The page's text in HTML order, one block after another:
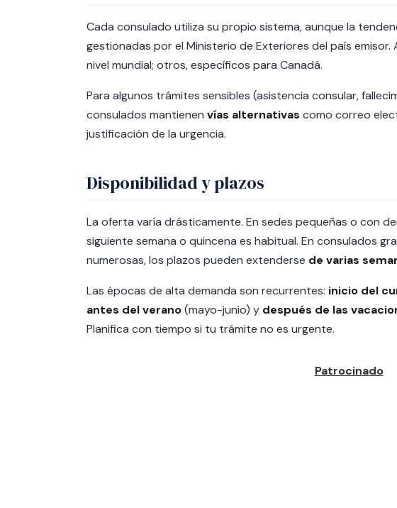
Cada consulado utiliza su propio sistema, aunque la
gestionadas por el Ministerio de Exteriores del país
nivel mundial; otros, específicos para Canadá.
Para algunos trámites sensibles (asistencia consular,
consulados mantienen vías alternativas como correo
justificación de la urgencia.
Disponibilidad y plazos
La oferta varía drásticamente. En sedes pequeñas o con
siguiente semana o quincena es habitual. En consulados
numerosas, los plazos pueden extenderse de varias
Las épocas de alta demanda son recurrentes: inicio del
antes del verano(mayo-junio) y después de las
Planifica con tiempo si tu trámite no es urgente.